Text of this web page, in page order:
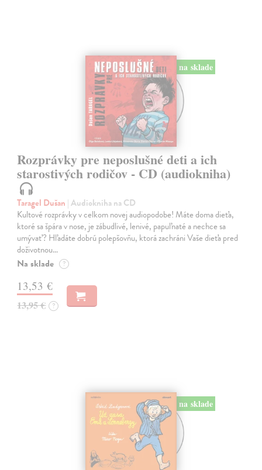
na sklade
Rozprávky pre neposlušné deti a ich
starostivých rodičov - CD (audiokniha)
Taragel Dušan | Audiokniha na CD
Kultové rozprávky v celkom novej audiopodobe! Máte doma dieťa,
ktoré sa špára v nose, je zábudlivé, lenivé, papuľnaté a nechce sa
umývať? Hľadáte dobrú polepšovňu, ktorá zachráni Vaše dieťa pred
doživotnou…
Na sklade ?
13,53 €
13,95 € ?
na sklade